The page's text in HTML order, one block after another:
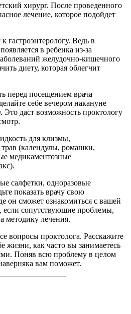
хирург. После проведенного
лечение, которое подойдет
гастроэнтерологу. Ведь в
в ребенка из-за
желудочно-кишечного
диету, которая облегчит
перед посещением врача –
себе вечером накануне
даст возможность проктологу
для клизмы,
(календулы, ромашки,
медикаментозные
салфетки, одноразовые
показать врачу свою
он сможет ознакомиться с вашей
если сопутствующие проблемы,
методику лечения.
вопросы проктолога. Расскажите
жизни, как часто вы занимаетесь
Поняв всю проблему в целом
вам поможет.